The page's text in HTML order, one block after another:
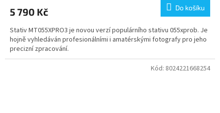
5 790 Kč Do košíku
Stativ MT055XPRO3 je novou verzí populárního stativu 055xprob. Je
hojně vyhledáván profesionálními i amatérskými fotografy pro jeho
precizní zpracování.
Kód: 8024221668254